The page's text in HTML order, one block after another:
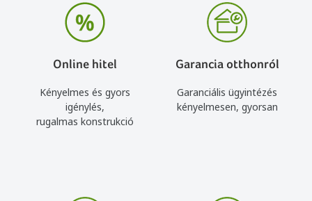
Online hitel
Kényelmes és gyors
igénylés,
rugalmas konstrukció
Garancia otthonról
Garanciális ügyintézés
kényelmesen, gyorsan